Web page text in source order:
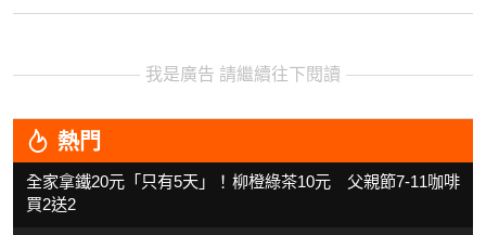
我是廣告 請繼續往下閱讀
熱門
全家拿鐵20元「只有5天」！柳橙綠茶10元 父親節7-11咖啡
買2送2